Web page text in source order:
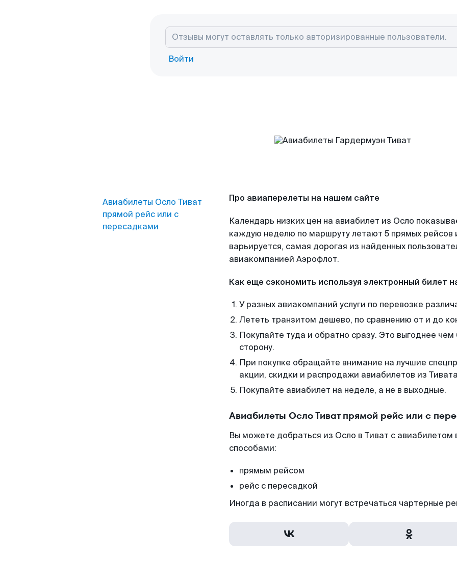
Войти
Авиабилеты Осло Тиват
прямой рейс или с
пересадками
Про авиаперелеты на нашем сайте
Календарь низких цен на авиабилет из Осло
каждую неделю по маршруту летают 5 прямых рейсов
варьируется, самая дорогая из найденных
авиакомпанией Аэрофлот.
Как еще сэкономить используя электронный билет
У разных авиакомпаний услуги по перевозке
Лететь транзитом дешево, по сравнению от и до
Покупайте туда и обратно сразу. Это выгоднее
сторону.
При покупке обращайте внимание на лучшие
акции, скидки и распродажи авиабилетов из
Покупайте авиабилет на неделе, а не в выходные.
Авиабилеты Осло Тиват прямой рейс или с
Вы можете добраться из Осло в Тиват с авиабилетом
способами:
прямым рейсом
рейс с пересадкой
Иногда в расписании могут встречаться чартерные